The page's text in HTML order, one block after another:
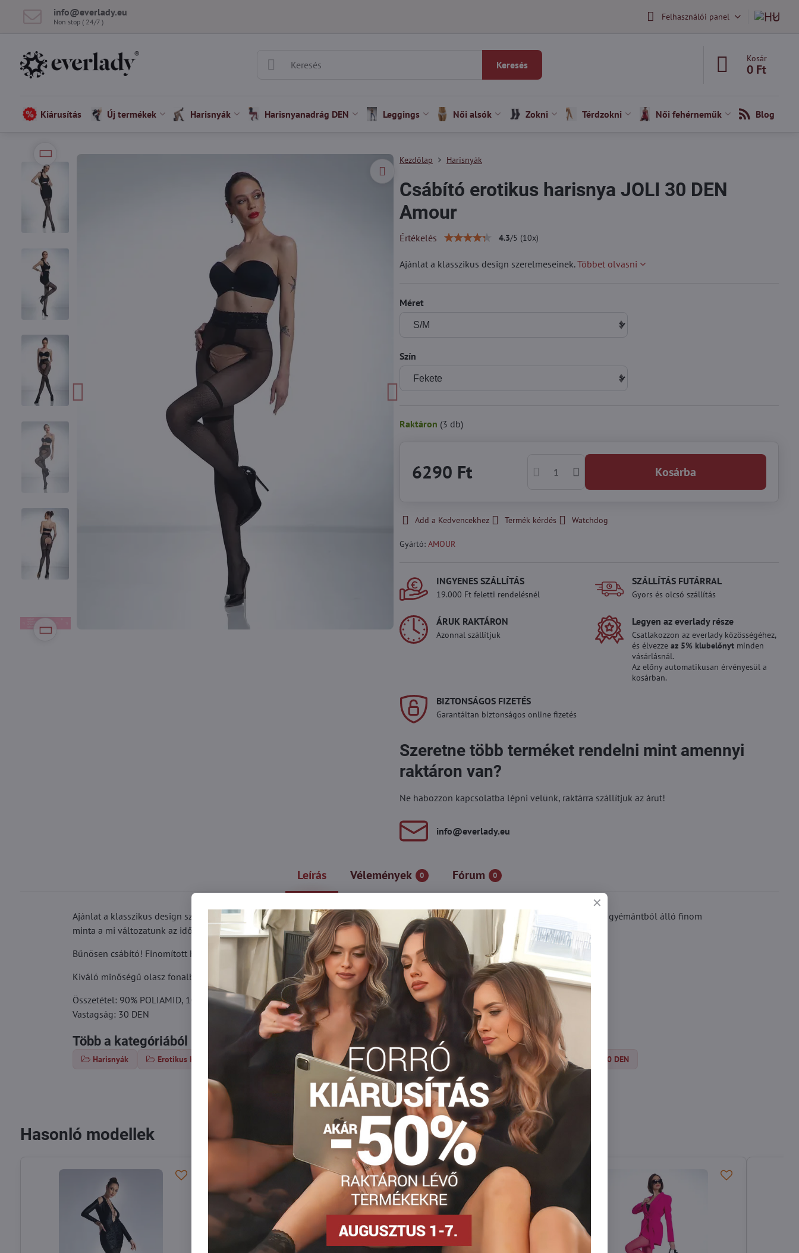
info​@everlady​.eu
Non stop ( 24/7 ) Felhasználói panel
Keresés
Kosár
0 Ft
Kiárusítás Új termékek Harisnyák Harisnyanadrág DEN Leggings Női alsók Zokni Térdzokni Női fehérneműk Blog
Kezdőlap Harisnyák
Csábító erotikus harisnya JOLI 30 DEN
Amour
Értékelés 4.3/5 (10x)
Ajánlat a klasszikus design szerelmeseinek.Többet olvasni
Méret
Szín
Raktáron (3 db)
6290 Ft Kosárba
Add a Kedvencekhez Termék kérdés Watchdog
Gyártó: AMOUR
INGYENES SZÁLLÍTÁS
19.000 Ft feletti rendelésnél
SZÁLLÍTÁS FUTÁRRAL
Gyors és olcsó szállítás
ÁRUK RAKTÁRON
Azonnal szállítjuk
Legyen az everlady része
Csatlakozzon az everlady közösségéhez,
és élvezzeaz 5% klubelőnyt minden
vásárlásnál.
Az előny automatikusan érvényesül a
kosárban.
BIZTONSÁGOS FIZETÉS
Garantáltan biztonságos online fizetés
Szeretne több terméket rendelni mint amennyi
raktáron van?
Ne habozzon kapcsolatba lépni velünk, raktárra szállítjuk az árut!
info​@everlady​.eu
Leírás Vélemények 0 Fórum 0
Ajánlat a klasszikus design szerelmeseinek. Az alsó részen a hálószövés a harisnyára utal, àla mesh. A lábszár hátulján található, sok gyémántból álló finom
minta a mi változatunk az időtlen varráson. Varázsoljon egyedi kecsességet és szépséget a lábaihoz a Joli harisnyákkal.
Bűnösen csábító! Finomított harisnya fűszeres szabással.
Kiváló minőségű olasz fonalból készült. Szilikon borítású csipkepánttal készült.
Összetétel: 90% POLIAMID, 10% ELASTÁN
Vastagság: 30 DEN
Több a kategóriából
Harisnyák Erotikus harisnya Harisnya 30-40 DEN-es Harisnyanadrág DEN Erotické pančuchy Silonky 30-40 DEN
FacebookTwitterBlueskyPinterestReddit LinkedInWhatsApp
E-
mail
Hasonló modellek